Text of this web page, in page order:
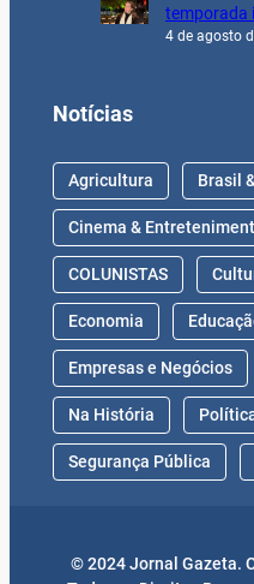
temporada
4 de agosto
Notícias
Agricultura Brasil
Cinema &
COLUNISTAS
Economia
Empresas e Negócios
Na História
Segurança Pública
© 2024 Jornal Gazeta.